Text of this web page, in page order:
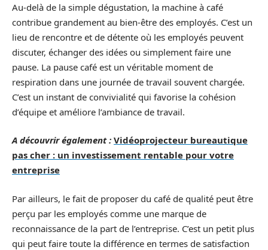
Au-delà de la simple dégustation, la machine à café
contribue grandement au bien-être des employés. C’est un
lieu de rencontre et de détente où les employés peuvent
discuter, échanger des idées ou simplement faire une
pause. La pause café est un véritable moment de
respiration dans une journée de travail souvent chargée.
C’est un instant de convivialité qui favorise la cohésion
d’équipe et améliore l’ambiance de travail.
A découvrir également : Vidéoprojecteur bureautique
pas cher : un investissement rentable pour votre
entreprise
Par ailleurs, le fait de proposer du café de qualité peut être
perçu par les employés comme une marque de
reconnaissance de la part de l’entreprise. C’est un petit plus
qui peut faire toute la différence en termes de satisfaction